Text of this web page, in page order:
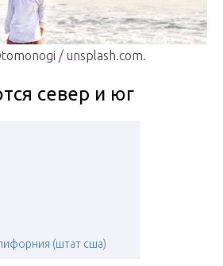
/ unsplash.com.
север и юг
(штат сша)